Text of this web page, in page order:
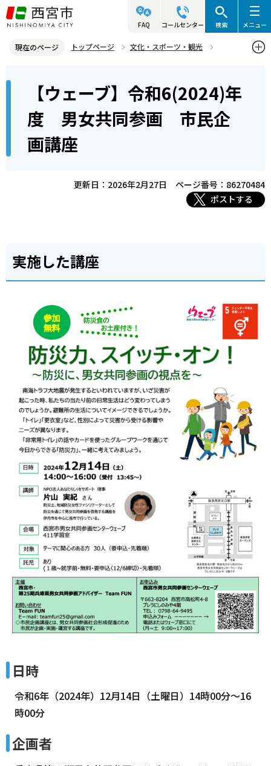
こ
の
ジ
す
FAQ コールセンター 検索 メニュー
現在のページ トップページ
文化・スポーツ・観光
【ウェーブ】令和6(2024)年度 男女共同参画 市民企画講座
ら
【ウェーブ】令和6(2024)年
度 男女共同参画 市民企
画講座
更新日：2026年2月27日
ページ番号：86270484
ポストする
実施した講座
日時
令和6年（2024年）12月14日（土曜日）14時00分～16
時00分
企画者